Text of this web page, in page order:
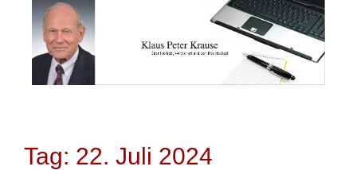
Tag: 22. Juli 2024